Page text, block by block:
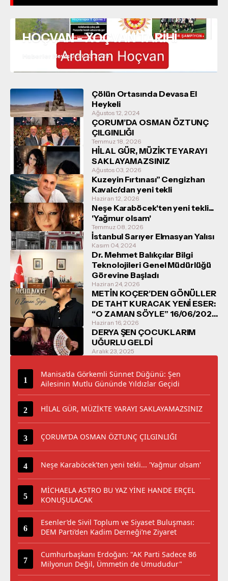
HOÇVAN - XOÇVAN TARİHİ
Haberler NewsOcak 13, 2025
Çölün Ortasında Devasa El
Heykeli
Ağustos 12, 2024
ÇORUM’DA OSMAN ÖZTUNÇ
ÇILGINLIĞI
Temmuz 18, 2026
HİLAL GÜR, MÜZİKTE YARAYI
SAKLAYAMAZSINIZ
Ağustos 03, 2026
Kuzeyin Fırtınası” Cengizhan
Kavalcı'dan yeni tekli
Haziran 12, 2026
Neşe Karaböcek'ten yeni tekli...
'Yağmur olsam'
Temmuz 08, 2026
İstanbul Sarıyer Elmasyan Yalısı
Kasım 04, 2024
Dr. Mehmet Balıkçılar Bilgi
Teknolojileri Genel Müdürlüğü
Görevine Başladı
Haziran 24, 2026
METİN KOÇER’DEN GÖNÜLLER
DE TAHT KURACAK YENİ ESER:
“O ZAMAN SÖYLE” 16/06/2026
TARİHİNDE DİNLEYİCİYLE
BULUŞUYOR
Haziran 16, 2026
DERYA ŞEN ÇOCUKLARIM
UĞURLU GELDİ
Aralık 23, 2025
Manisa’da Görkemli Sünnet Düğünü: Şen
Ailesinin Mutlu Gününde Yıldızlar Geçidi
HİLAL GÜR, MÜZİKTE YARAYI SAKLAYAMAZSINIZ
ÇORUM’DA OSMAN ÖZTUNÇ ÇILGINLIĞI
Neşe Karaböcek'ten yeni tekli... 'Yağmur olsam'
MİCHAELA ASTRO BU YAZ YİNE HANDE ERÇEL
KONUŞULACAK
Esenler’de Sivil Toplum ve Siyaset Buluşması:
DEM Parti’den Kadim Derneği’ne Ziyaret
Cumhurbaşkanı Erdoğan: "AK Parti Sadece 86
Milyonun Değil, Ümmetin de Umududur"